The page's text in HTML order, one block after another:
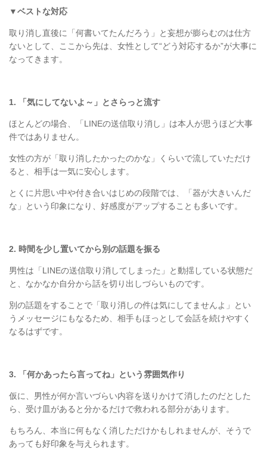
▼ベストな対応
取り消し直後に「何書いてたんだろう」と妄想が膨らむのは仕方
ないとして、ここから先は、女性として“どう対応するか”が大事に
なってきます。
1. 「気にしてないよ～」とさらっと流す
ほとんどの場合、「 LINEの送信取り消し」は本人が思うほど大事
件ではありません。
女性の方が「取り消したかったのかな」くらいで流していただけ
ると、相手は一気に安心します。
とくに片思い中や付き合いはじめの段階では、「器が大きいんだ
な」という印象になり、好感度がアップすることも多いです。
2. 時間を少し置いてから別の話題を振る
男性は「 LINEの送信取り消してしまった」と動揺している状態だ
と、なかなか自分から話を切り出しづらいものです。
別の話題をすることで「取り消しの件は気にしてませんよ」とい
うメッセージにもなるため、相手もほっとして会話を続けやすく
なるはずです。
3. 「何かあったら言ってね」という雰囲気作り
仮に、男性が何か言いづらい内容を送りかけて消したのだとした
ら、受け皿があると分かるだけで救われる部分があります。
もちろん、本当に何もなく消しただけかもしれませんが、そうで
あっても好印象を与えられます。